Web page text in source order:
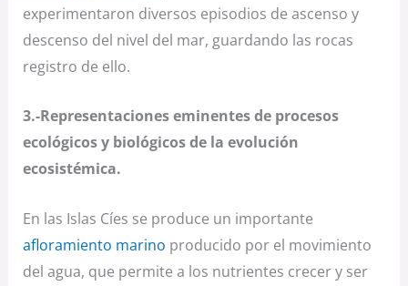
experimentaron diversos episodios de ascenso y
descenso del nivel del mar, guardando las rocas
registro de ello.
3.-Representaciones eminentes de procesos
ecológicos y biológicos de la evolución
ecosistémica.
En las Islas Cíes se produce un importante
afloramiento marino producido por el movimiento
del agua, que permite a los nutrientes crecer y ser